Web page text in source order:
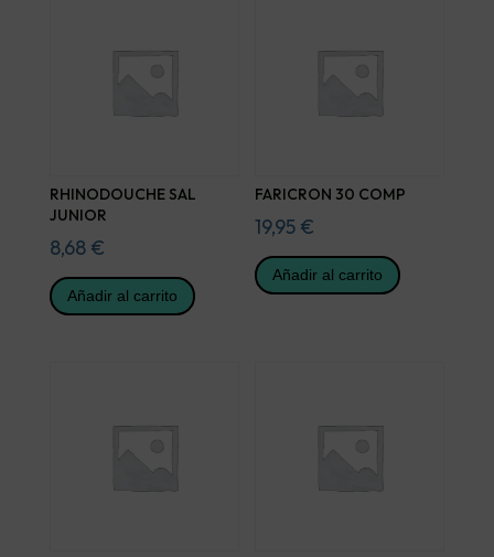
RHINODOUCHE SAL
JUNIOR
8,68 €
Añadir al carrito
FARICRON 30 COMP
19,95 €
Añadir al carrito